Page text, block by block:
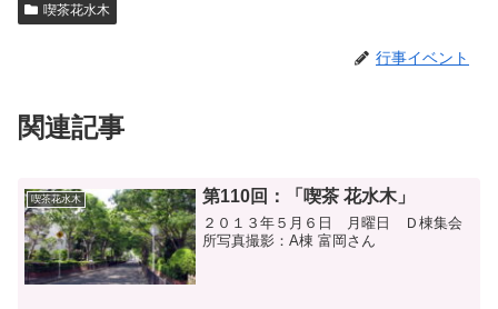
喫茶花水木
行事イベント
関連記事
喫茶花水木 第110回：「喫茶 花水木」
２０１３年５月６日 月曜日 Ｄ棟集会
所写真撮影：A棟 富岡さん